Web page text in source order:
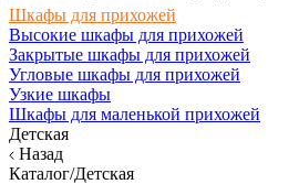
Шкафы для прихожей
Высокие шкафы для прихожей
Закрытые шкафы для прихожей
Угловые шкафы для прихожей
Узкие шкафы
Шкафы для маленькой прихожей
Детская
Назад
Каталог/Детская